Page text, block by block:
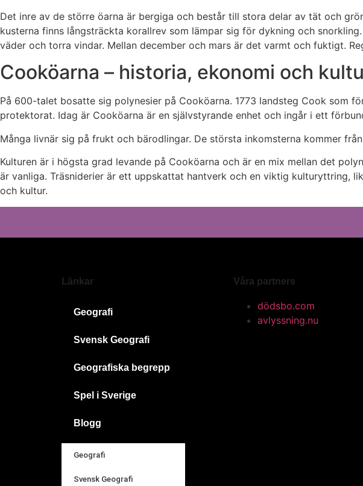
Det inre av de större öarna är bergiga och består till stora delar av tät och
kusterna finns långsträckta korallrev som lämpar sig för dykning och
väder och torra vindar. Mellan december och mars är det varmt och fuktigt.
Cooköarna – historia, ekonomi och
På 600-talet bosatte sig polynesier på Cooköarna. 1773 landsteg Cook som
protektorat. Idag är Cooköarna är en självstyrande enhet och ingår i ett
Många livnär sig på frukt och bärodlingar. De största inkomsterna kommer
Kulturen är i högsta grad levande på Cooköarna och är en mix mellan det
är vanliga. Träsniderier är ett uppskattat hantverk och en viktig kulturyttring,
och kultur.
Länkar
Geografi
Svensk Geografi
Geografiska begrepp
Spel i Sverige
Blogg
Geografi
Svensk Geografi
Våra partners
dödsbo.com
avlyssning.nu